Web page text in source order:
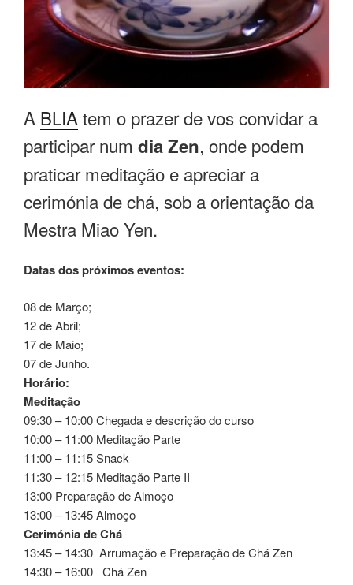
A BLIAtem o prazer de vos convidar a
participar num dia Zen, onde podem
praticar meditação e apreciar a
cerimónia de chá, sob a orientação da
Mestra Miao Yen.
Datas dos próximos eventos:
08 de Março;
12 de Abril;
17 de Maio;
07 de Junho.
Horário:
Meditação
09:30 – 10:00 Chegada e descrição do curso
10:00 – 11:00 Meditação Parte
11:00 – 11:15 Snack
11:30 – 12:15 Meditação Parte II
13:00 Preparação de Almoço
13:00 – 13:45 Almoço
Cerimónia de Chá
13:45 – 14:30 Arrumação e Preparação de Chá Zen
14:30 – 16:00 Chá Zen